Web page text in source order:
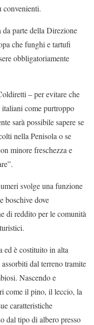
da parte della Direzione
che funghi e tartufi
obbligatoriamente
– per evitare che
come purtroppo
sarà possibile sapere se
nella Penisola o se
minore freschezza e
svolge una funzione
boschive dove
di reddito per le comunità
ed è costituito in alta
dal terreno tramite
Nascendo e
come il pino, il leccio, la
caratteristiche
dal tipo di albero presso